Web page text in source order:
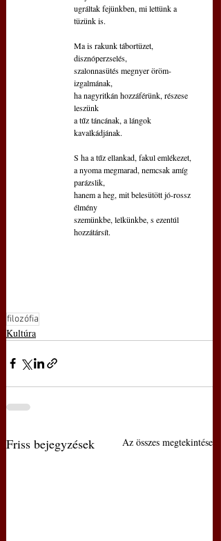
ugráltak fejünkben, mi lettünk a
tüzünk is.
Ma is rakunk tábortüzet,
disznóperzselés,
szalonnasütés megnyer öröm-
izgalmának,
ha nagyritkán hozzáférünk, részese
leszünk
a tűz táncának, a lángok
kavalkádjának.
S ha a tűz ellankad, fakul emlékezet,
a nyoma megmarad, nemcsak amíg
parázslik,
hanem a heg, mit belesütött jó-rossz
élmény
szemünkbe, lelkünkbe, s ezentúl
hozzátársít.
filozófia
Kultúra
Friss bejegyzések Az összes megtekintése